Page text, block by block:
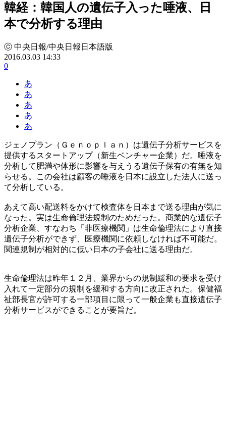
韓経：韓国人の遺伝子入った唾液、日
本で分析する理由
ⓒ 中央日報/中央日報日本語版
2016.03.03 14:33
0
あ
あ
あ
あ
あ
ジェノプラン（Ｇｅｎｏｐｌａｎ）は遺伝子分析サービスを
提供するスタートアップ（新生ベンチャー企業）だ。唾液を
分析して肥満や体形に影響を与えうる遺伝子保有の有無を知
らせる。この会社は顧客の唾液を日本に設立した法人に送っ
て分析している。
あえて高い配送料をかけて検査体を日本まで送る理由が気に
なった。実は生命倫理法規制のためだった。商業的な遺伝子
分析企業、すなわち「非医療機関」は生命倫理法により直接
遺伝子分析ができず、医療機関に依頼しなければ不可能だ。
関連規制が相対的に低い日本の子会社に送る理由だ。
生命倫理法は昨年１２月、業界からの規制緩和の要求を受け
入れて一定部分の規制を緩和する方向に改正された。保健福
祉部長官が許可する一部項目に限って一般企業も直接遺伝子
分析サービスができることが要旨だ。